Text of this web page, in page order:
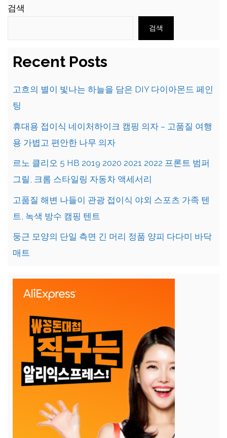
검색
검색
Recent Posts
고흐의 별이 빛나는 하늘을 담은 DIY 다이아몬드 페인
팅
휴대용 접이식 네이처하이크 캠핑 의자 – 고품질 여행
용 가볍고 편안한 나무 의자
르노 클리오 5 HB 2019 2020 2021 2022 프론트 범퍼
그릴, 크롬 스타일링 자동차 액세서리
고품질 해변 나들이 관광 접이식 야외 스포츠 가족 텐
트, 녹색 방수 캠핑 텐트
둥근 모양의 단일 측면 긴 머리 정품 양피 다다미 바닥
매트